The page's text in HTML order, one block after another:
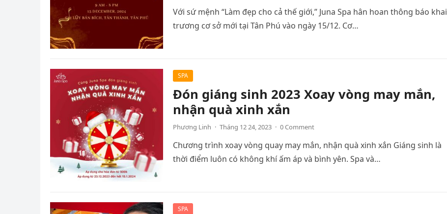
Với sứ mệnh “Làm đẹp cho cả thế giới,” Juna Spa hân hoan thông báo khai
trương cơ sở mới tại Tân Phú vào ngày 15/12. Cơ…
SPA
Đón giáng sinh 2023 Xoay vòng may mắn,
nhận quà xinh xắn
Phương Linh · Tháng 12 24, 2023 · 0 Comment
Chương trình xoay vòng quay may mắn, nhận quà xinh xắn Giáng sinh là
thời điểm luôn có không khí ấm áp và bình yên. Spa và…
SPA